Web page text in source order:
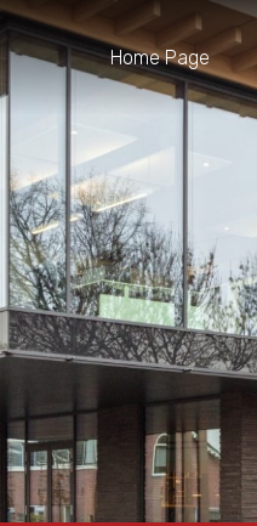
Home Page